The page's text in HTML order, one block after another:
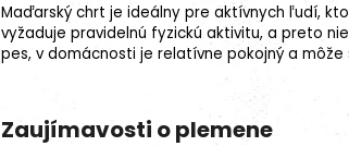
Maďarský chrt je ideálny pre aktívnych ľudí,
vyžaduje pravidelnú fyzickú aktivitu, a preto
pes, v domácnosti je relatívne pokojný a
Zaujímavosti o plemene